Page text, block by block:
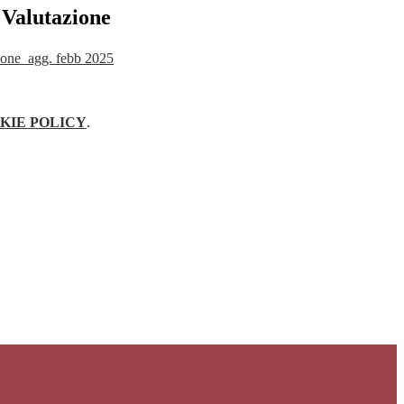
febb 2025
POLICY.